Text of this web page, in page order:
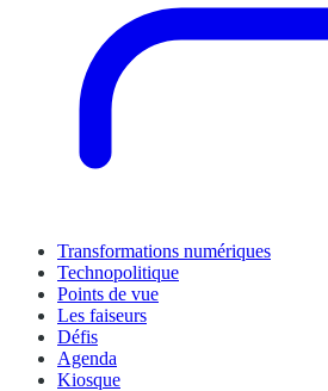
Transformations numériques
Technopolitique
Points de vue
Les faiseurs
Défis
Agenda
Kiosque